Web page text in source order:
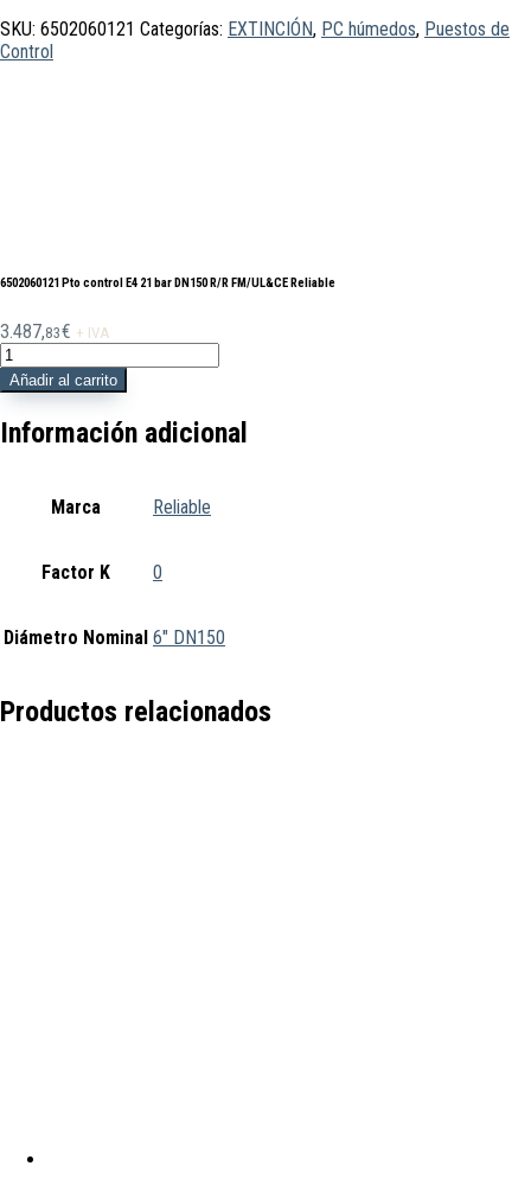
cantidad
SKU: 6502060121 Categorías: EXTINCIÓN, PC húmedos, Puestos de
Control
6502060121 Pto control E4 21 bar DN150 R/R FM/UL&CE Reliable
3.487,83€ + IVA
6502060121
Pto
control
E4
21
cantidad
Añadir al carrito
Información adicional
Marca Reliable
Factor K 0
Diámetro Nominal 6" DN150
Productos relacionados